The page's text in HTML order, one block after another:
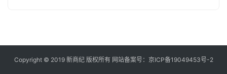
栏
Copyright © 2019 新商纪版权所有 网站备案号： 京ICP备19049453号-2